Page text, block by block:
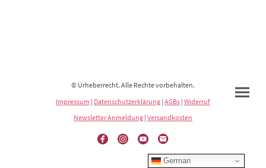
© Urheberrecht. Alle Rechte vorbehalten.
Impressum | Datenschutzerklärung | AGBs | Widerruf
Newsletter Anmeldung | Versandkosten
German